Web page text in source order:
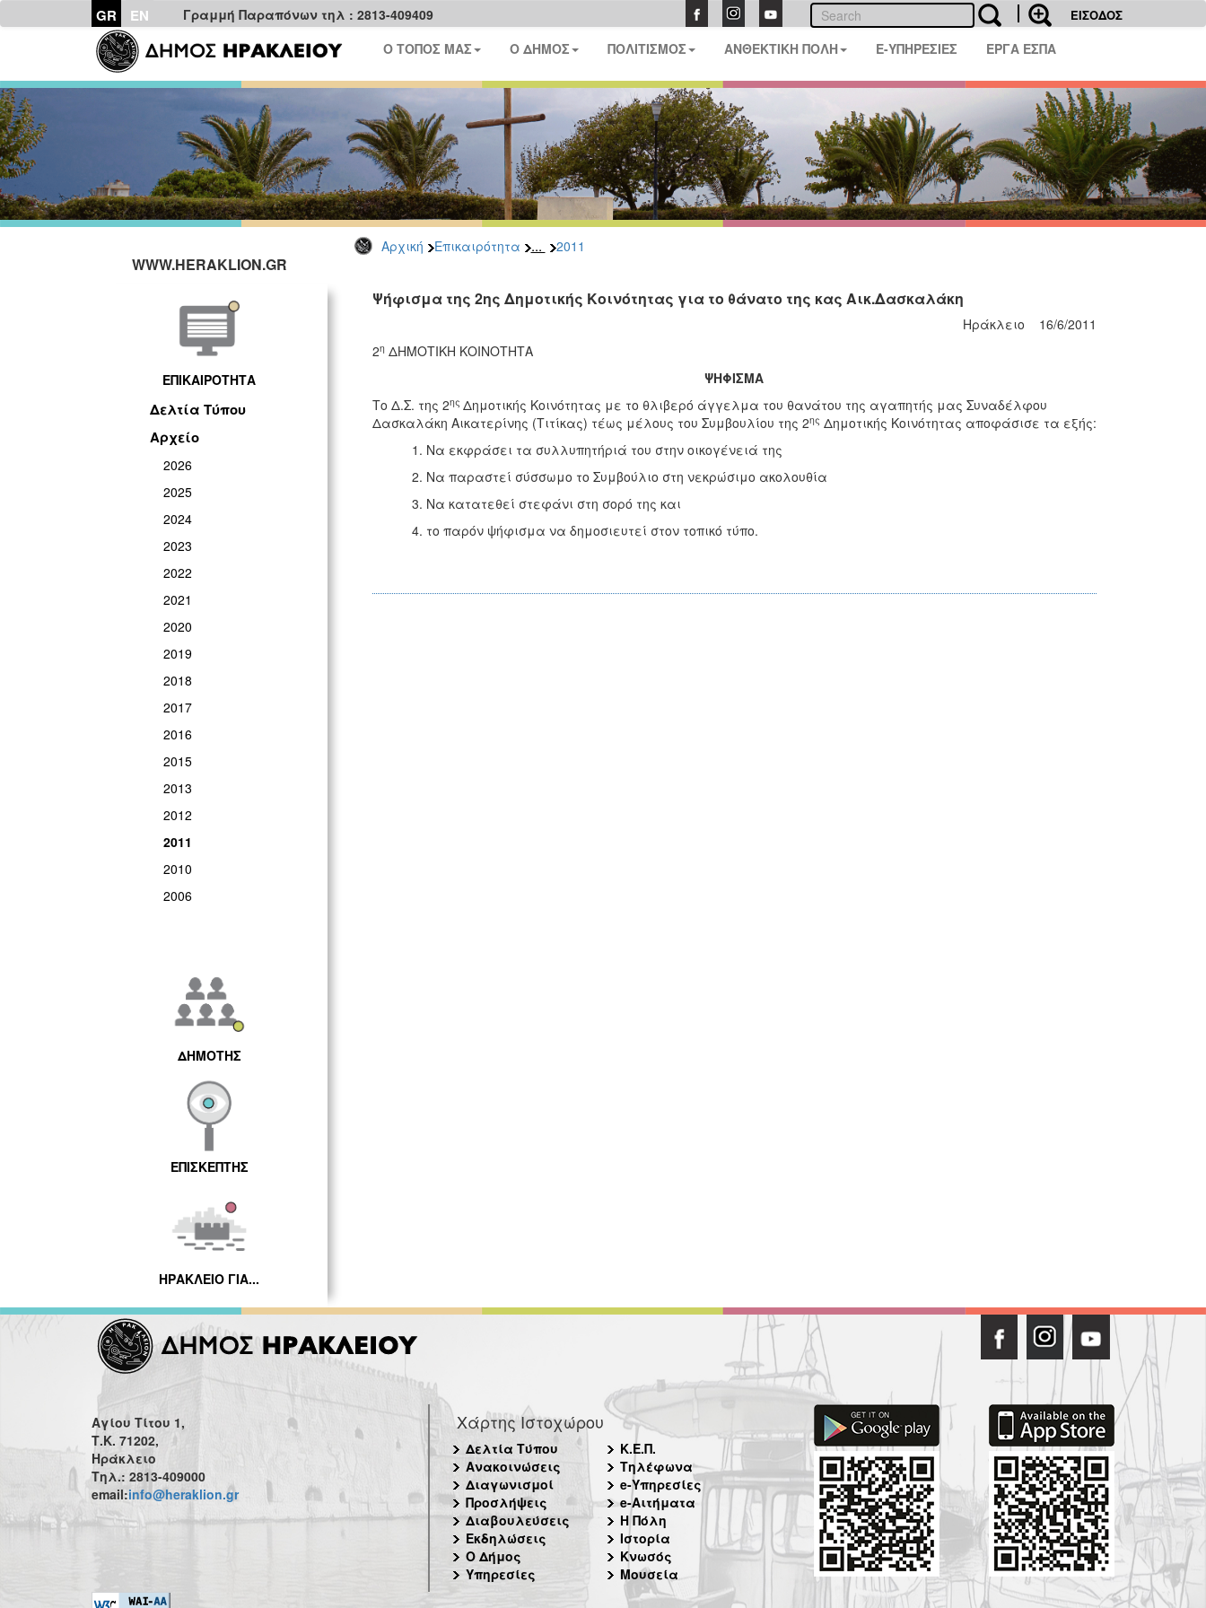
GR EN Γραμμή Παραπόνων τηλ : 2813-409409 ΕΙΣΟΔΟΣ
Ο ΤΟΠΟΣ ΜΑΣ Ο ΔΗΜΟΣ ΠΟΛΙΤΙΣΜΟΣ ΑΝΘΕΚΤΙΚΗ ΠΟΛΗ E-ΥΠΗΡΕΣΙΕΣ ΕΡΓΑ ΕΣΠΑ
Αρχική Επικαιρότητα ... 2011
WWW.HERAKLION.GR
ΕΠΙΚΑΙΡΟΤΗΤΑ
Δελτία Τύπου
Αρχείο
2026
2025
2024
2023
2022
2021
2020
2019
2018
2017
2016
2015
2013
2012
2011
2010
2006
ΔΗΜΟΤΗΣ
ΕΠΙΣΚΕΠΤΗΣ
ΗΡΑΚΛΕΙΟ ΓΙΑ...
Ψήφισμα της 2ης Δημοτικής Κοινότητας για το θάνατο της κας Αικ.Δασκαλάκη
Ηράκλειο 16/6/2011
2η ΔΗΜΟΤΙΚΗ ΚΟΙΝΟΤΗΤΑ
ΨΗΦΙΣΜΑ
Το Δ.Σ. της 2ης Δημοτικής Κοινότητας με το θλιβερό άγγελμα του θανάτου της αγαπητής μας Συναδέλφου
Δασκαλάκη Αικατερίνης (Τιτίκας) τέως μέλους του Συμβουλίου της 2ης Δημοτικής Κοινότητας αποφάσισε τα εξής:
Να εκφράσει τα συλλυπητήριά του στην οικογένειά της
Να παραστεί σύσσωμο το Συμβούλιο στη νεκρώσιμο ακολουθία
Να κατατεθεί στεφάνι στη σορό της και
το παρόν ψήφισμα να δημοσιευτεί στον τοπικό τύπο.
Αγίου Τίτου 1,
Τ.Κ. 71202,
Ηράκλειο
Τηλ.: 2813-409000
email:info@heraklion.gr
Χάρτης Ιστοχώρου
Δελτία Τύπου
Ανακοινώσεις
Διαγωνισμοί
Προσλήψεις
Διαβουλεύσεις
Εκδηλώσεις
Ο Δήμος
Υπηρεσίες
Κ.Ε.Π.
Τηλέφωνα
e-Υπηρεσίες
e-Αιτήματα
Η Πόλη
Ιστορία
Κνωσός
Μουσεία